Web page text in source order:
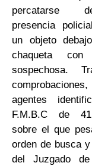
percatarse
presencia
un objeto
chaqueta con
sospechosa.
agentes
F.M.B.C de
sobre el que
orden de busca
del Juzgado